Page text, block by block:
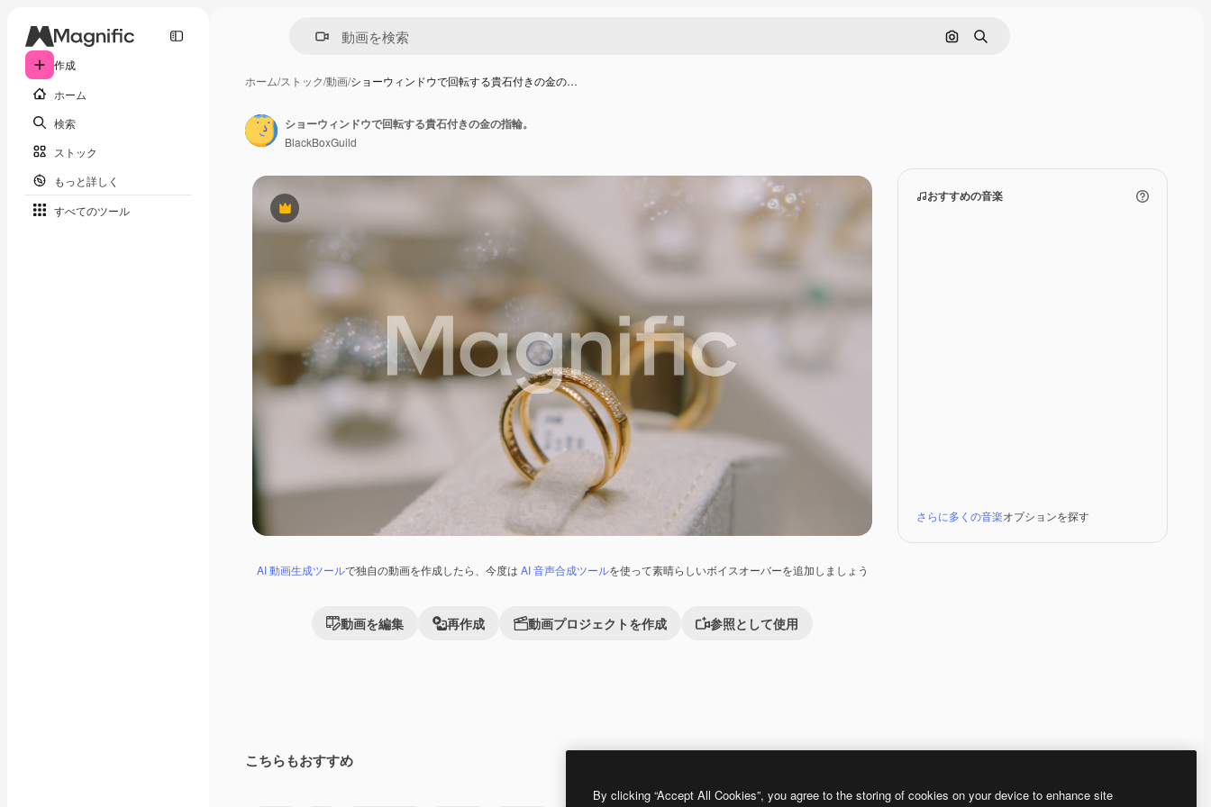
作成
ホーム
検索
ストック
もっと詳しく
すべてのツール
画像で検索
検索
ホーム/ストック/動画/ショーウィンドウで回転する貴石付きの金の…
Premium
AI 動画生成ツールで独自の動画を作成したら、今度は AI 音声合成ツールを使って素晴らしいボイスオーバーを追加しましょう
動画を編集 再作成 動画プロジェクトを作成 参照として使用
おすすめの音楽
さらに多くの音楽オプションを探す
ショーウィンドウで回転する貴石付きの金の指輪。
BlackBoxGuild
こちらもおすすめ
By clicking “Accept All Cookies”, you agree to the storing of cookies on your device to enhance site